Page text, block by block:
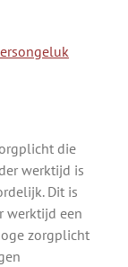
die
werktijd is
Dit is
werktijd een
zorgplicht